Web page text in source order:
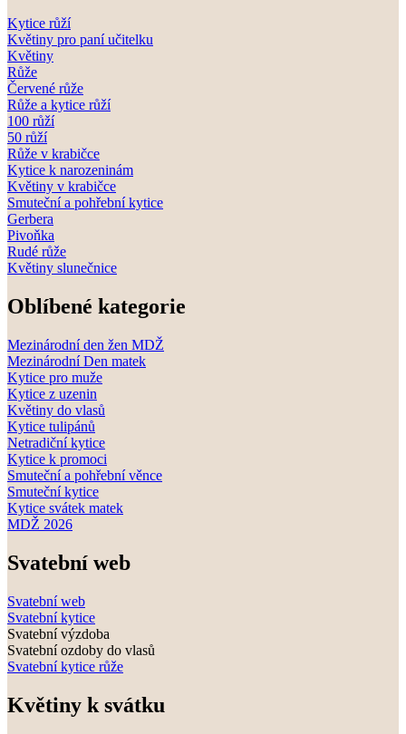
Kytice růží
Květiny pro paní učitelku
Květiny
Růže
Červené růže
Růže a kytice růží
100 růží
50 růží
Růže v krabičce
Kytice k narozeninám
Květiny v krabičce
Smuteční a pohřební kytice
Gerbera
Pivoňka
Rudé růže
Květiny slunečnice
Oblíbené kategorie
Mezinárodní den žen MDŽ
Mezinárodní Den matek
Kytice pro muže
Kytice z uzenin
Květiny do vlasů
Kytice tulipánů
Netradiční kytice
Kytice k promoci
Smuteční a pohřební věnce
Smuteční kytice
Kytice svátek matek
MDŽ 2026
Svatební web
Svatební web
Svatební kytice
Svatební výzdoba
Svatební ozdoby do vlasů
Svatební kytice růže
Květiny k svátku